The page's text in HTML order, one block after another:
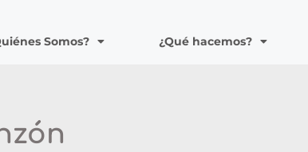
Somos? ¿Qué hacemos?